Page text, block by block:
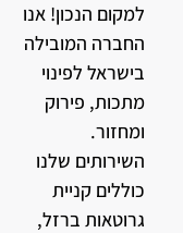
למקום הנכון! אנו
החברה המובילה
בישראל לפינוי
מתכות, פירוק
ומחזור.
השירותים שלנו
כוללים קניית
גרוטאות ברזל,